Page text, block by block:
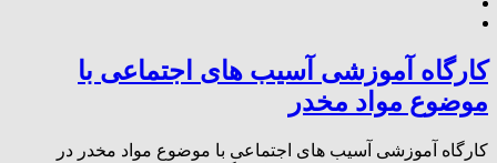
کارگاه آموزشی آسیب های اجتماعی با
موضوع مواد مخدر
کارگاه آموزشی آسیب های اجتماعی با موضوع مواد مخدر در